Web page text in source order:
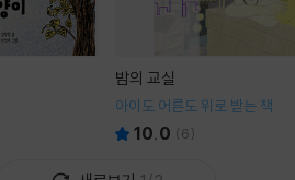
밤의 교실
아이도 어른도 위로 받는 책
10.0 (6)